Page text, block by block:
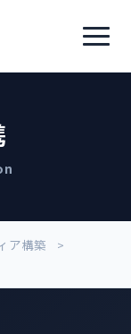
ア構築